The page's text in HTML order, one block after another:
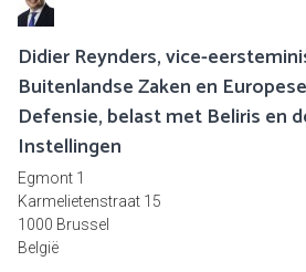
Didier Reynders, vice-
Buitenlandse Zaken en
Defensie, belast met Beliris en
Instellingen
Egmont 1
Karmelietenstraat 15
1000 Brussel
België